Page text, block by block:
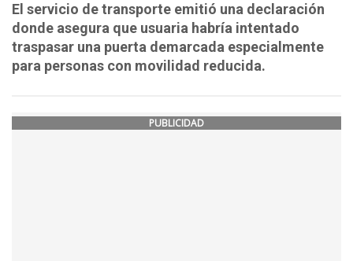
El servicio de transporte emitió una declaración
donde asegura que usuaria habría intentado
traspasar una puerta demarcada especialmente
para personas con movilidad reducida.
PUBLICIDAD